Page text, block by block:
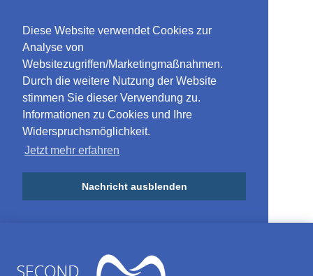
Diese Website verwendet Cookies zur
Analyse von
Websitezugriffen/Marketingmaßnahmen.
Durch die weitere Nutzung der Website
stimmen Sie dieser Verwendung zu.
Informationen zu Cookies und Ihre
Widerspruchsmöglichkeit.
Jetzt mehr erfahren
Nachricht ausblenden